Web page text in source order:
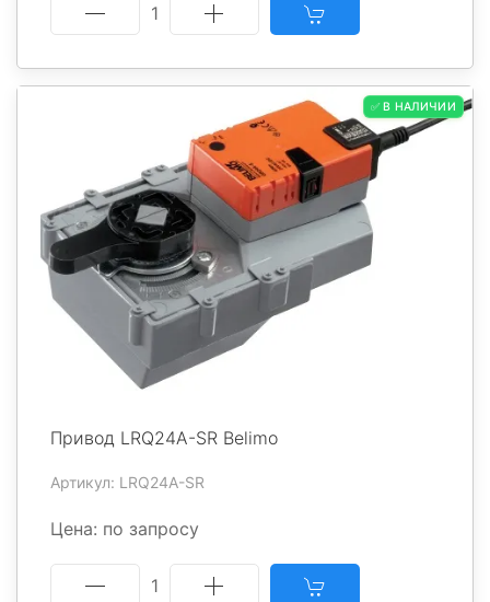
1
✅ В НАЛИЧИИ
Привод LRQ24A-SR Belimo
Артикул: LRQ24A-SR
Цена: по запросу
1